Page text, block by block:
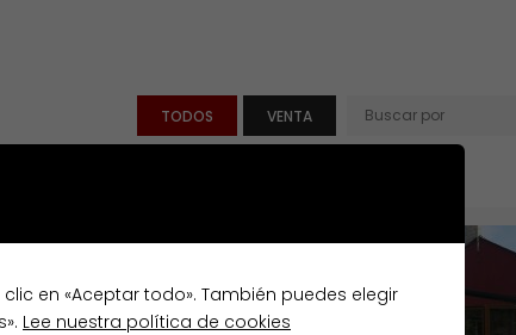
TODOS VENTA Buscar por
en «Aceptar todo». También puedes elegir
Lee nuestra política de cookies